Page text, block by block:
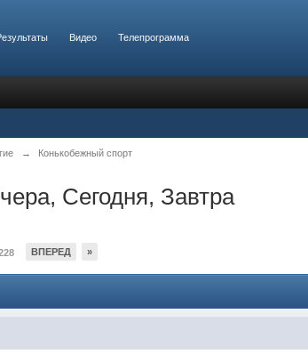
Видео
Телепрограмма
→ Конькобежный спорт
Сегодня, Завтра
ВПЕРЕД »